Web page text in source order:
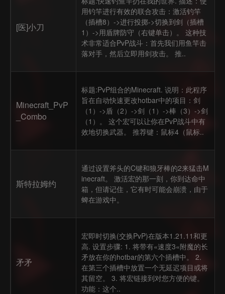
[医]小刀
用钓竿进行有效的联合攻击：激活钓竿
（插槽8）->进行投掷->切换到剑（插槽
1）->用盾牌防守（右键单击）。 这种技
术非常适合PvP战斗：首先我们用鱼竿击
落对手，然后立即用剑攻击。 推..
Minecraft_PvP
_Combo
标题:PvP组合的Minecraft. 说明：此程序
旨在自动快速更改hotbar中的项目：剑
（1）->盾（2）->剑（1）->棒（3）->剑
（1）。 这个宏可以让你在PvP战斗中有
效地切换武器。 推荐键：鼠标4（鼠标..
斯特拉姆约
通过设置斧头的C键和狼牙棒的2来猛击M
inecraft。 激活宏的那一刻，你到达命中
箱，但请记住，它有时可能会崩溃，由于
蜱在游戏中。
矛矛
宏即时切换(交换PvP)在版本1.21.11和更
高. 设置步骤: 1. 将带有«速度3«附魔的长
矛放在你的hotbar的第六个插槽中。 2.
在第三个插槽中放置一个无延迟项目或将
其留空。 3. 将宏链接到对您方便的键。
功能：这个..